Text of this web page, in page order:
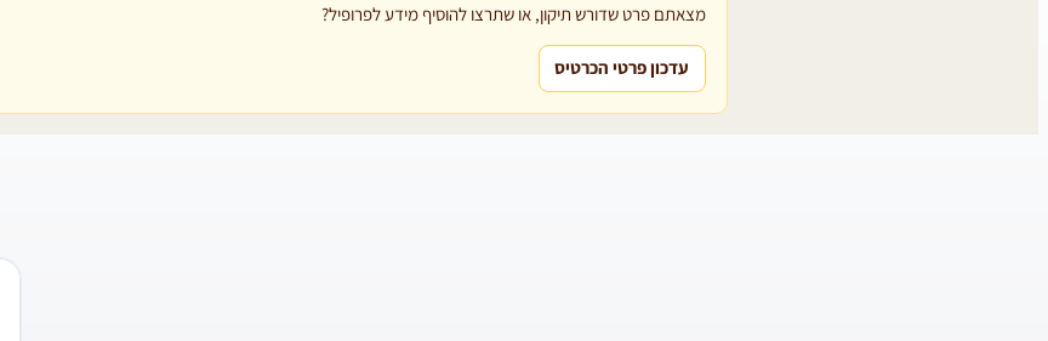
מצאתם פרט שדורש תיקון, או שתרצו להוסיף מידע לפרופיל?
עדכון פרטי הכרטיס